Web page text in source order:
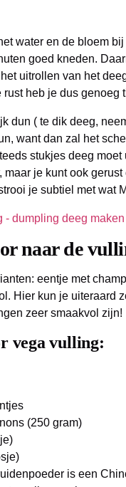
water en de bloem
goed kneden.
uitrollen van het
rust heb je dus genoeg
dun ( te dik deeg,
want dan zal het
stukjes deeg
maar je kunt ook
je subtiel met wat
naar de
eentje met
Hier kun je uiteraard
zeer smaakvol zijn!
vega vulling:
(250 gram)
is een